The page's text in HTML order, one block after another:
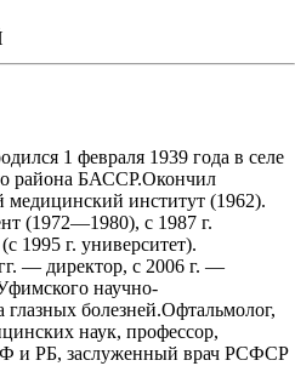
1 февраля 1939 года в селе
района БАССР.Окончил
медицинский институт (1962).
(1972—1980), с 1987 г.
1995 г. университет).
— директор, с 2006 г. —
научно-
глазных болезней.Офтальмолог,
наук, профессор,
и РБ, заслуженный врач РСФСР